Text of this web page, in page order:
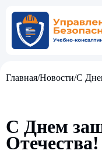
Главная/Новости/C
C Днем
Отечества!